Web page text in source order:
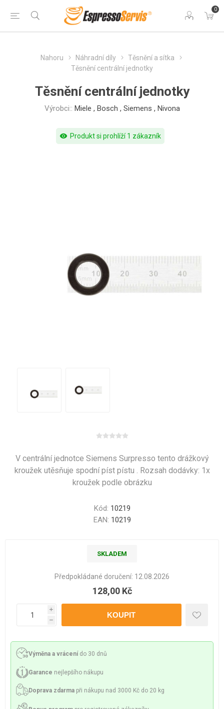
0
Nahoru Náhradní díly
Těsnění a sítka
Těsnění centrální jednotky
Těsnění centrální jednotky
Výrobci:: Miele , Bosch , Siemens , Nivona
visibility Produkt si prohlíží 1 zákazník
V centrální jednotce Siemens Surpresso tento drážkový
kroužek utěsňuje spodní píst pístu . Rozsah dodávky: 1x
kroužek podle obrázku
Kód: 10219
EAN: 10219
SKLADEM
Předpokládané doručení: 12.08.2026
128,00 Kč
i
h
Výměna a vrácení do 30 dnů
Garance nejlepšího nákupu
Doprava zdarma při nákupu nad 3000 Kč do 20 kg